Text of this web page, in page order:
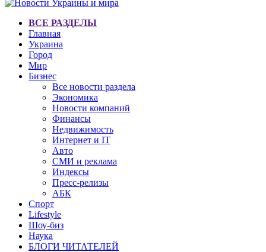
ВСЕ РАЗДЕЛЫ
Главная
Украина
Город
Мир
Бизнес
Все новости раздела
Экономика
Новости компаний
Финансы
Недвижимость
Интернет и IT
Авто
СМИ и реклама
Индексы
Пресс-релизы
АБК
Спорт
Lifestyle
Шоу-биз
Наука
БЛОГИ ЧИТАТЕЛЕЙ